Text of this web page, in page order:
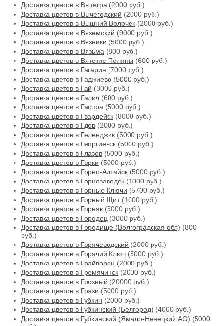
Доставка цветов в Вытегра (2000 руб.)
Доставка цветов в Вычегодский (2000 руб.)
Доставка цветов в Вышний Волочек (2000 руб.)
Доставка цветов в Вяземский (9000 руб.)
Доставка цветов в Вязники (5000 руб.)
Доставка цветов в Вязьма (800 руб.)
Доставка цветов в Вятские Поляны (600 руб.)
Доставка цветов в Гагарин (7000 руб.)
Доставка цветов в Гаджиево (5000 руб.)
Доставка цветов в Гай (3000 руб.)
Доставка цветов в Галич (600 руб.)
Доставка цветов в Гаспра (5000 руб.)
Доставка цветов в Гвардейск (8000 руб.)
Доставка цветов в Гдов (2000 руб.)
Доставка цветов в Геленджик (5000 руб.)
Доставка цветов в Георгиевск (5000 руб.)
Доставка цветов в Глазов (5000 руб.)
Доставка цветов в Горки (5000 руб.)
Доставка цветов в Горно-Алтайск (5000 руб.)
Доставка цветов в Горнозаводск (1000 руб.)
Доставка цветов в Горные Ключи (5700 руб.)
Доставка цветов в Горный Щит(1000 руб.)
Доставка цветов в Горняк (5000 руб.)
Доставка цветов в Городец (3000 руб.)
Доставка цветов в Городище (Волгоградская обл) (800
руб.)
Доставка цветов в Горячеводский (2000 руб.)
Доставка цветов в Горячий Ключ (5000 руб.)
Доставка цветов в Грайворон (2000 руб.)
Доставка цветов в Гремячинск (2000 руб.)
Доставка цветов в Грозный (20000 руб.)
Доставка цветов в Грязи (5000 руб.)
Доставка цветов в Губкин (2000 руб.)
Доставка цветов в Губкинский (Белгород) (4000 руб.)
Доставка цветов в Губкинский (Ямало-Ненецкий АО) (5000